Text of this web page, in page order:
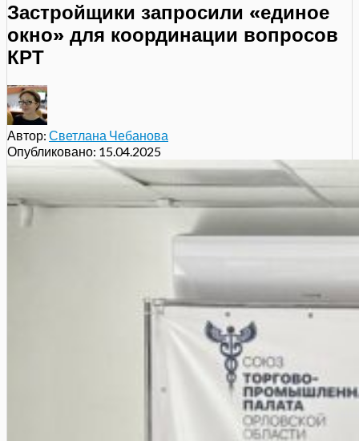
Застройщики запросили «единое
окно» для координации вопросов
КРТ
Автор: Светлана Чебанова
Опубликовано: 15.04.2025